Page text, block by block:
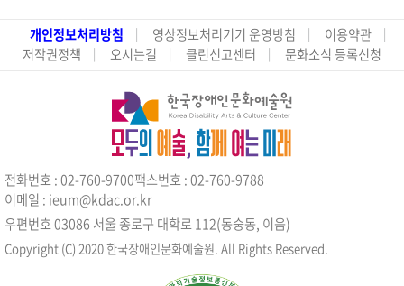
개인정보처리방침 영상정보처리기기 운영방침
이용약관
저작권정책
오시는길 클린신고센터 문화소식 등록신청
전화번호 : 02-760-9700팩스번호 : 02-760-9788
이메일 : ieum@kdac.or.kr
우편번호 03086 서울 종로구 대학로 112(동숭동, 이음)
Copyright (C) 2020 한국장애인문화예술원. All Rights Reserved.